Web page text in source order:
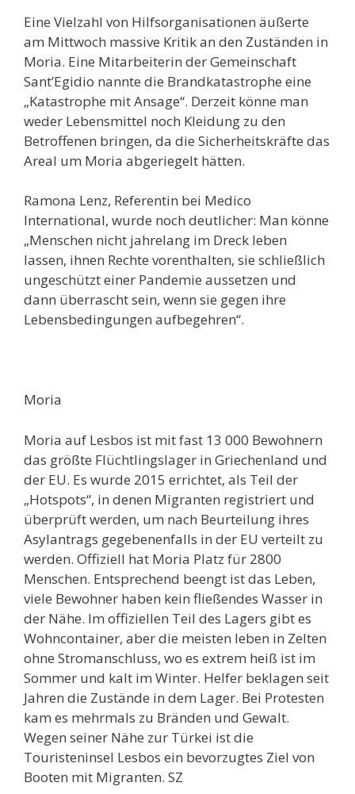
Eine Vielzahl von Hilfsorganisationen äußerte
am Mittwoch massive Kritik an den Zuständen in
Moria. Eine Mitarbeiterin der Gemeinschaft
Sant’Egidio nannte die Brandkatastrophe eine
„Katastrophe mit Ansage“. Derzeit könne man
weder Lebensmittel noch Kleidung zu den
Betroffenen bringen, da die Sicherheitskräfte das
Areal um Moria abgeriegelt hätten.
Ramona Lenz, Referentin bei Medico
International, wurde noch deutlicher: Man könne
„Menschen nicht jahrelang im Dreck leben
lassen, ihnen Rechte vorenthalten, sie schließlich
ungeschützt einer Pandemie aussetzen und
dann überrascht sein, wenn sie gegen ihre
Lebensbedingungen aufbegehren“.
Moria
Moria auf Lesbos ist mit fast 13 000 Bewohnern
das größte Flüchtlingslager in Griechenland und
der EU. Es wurde 2015 errichtet, als Teil der
„Hotspots“, in denen Migranten registriert und
überprüft werden, um nach Beurteilung ihres
Asylantrags gegebenenfalls in der EU verteilt zu
werden. Offiziell hat Moria Platz für 2800
Menschen. Entsprechend beengt ist das Leben,
viele Bewohner haben kein fließendes Wasser in
der Nähe. Im offiziellen Teil des Lagers gibt es
Wohncontainer, aber die meisten leben in Zelten
ohne Stromanschluss, wo es extrem heiß ist im
Sommer und kalt im Winter. Helfer beklagen seit
Jahren die Zustände in dem Lager. Bei Protesten
kam es mehrmals zu Bränden und Gewalt.
Wegen seiner Nähe zur Türkei ist die
Touristeninsel Lesbos ein bevorzugtes Ziel von
Booten mit Migranten. SZ